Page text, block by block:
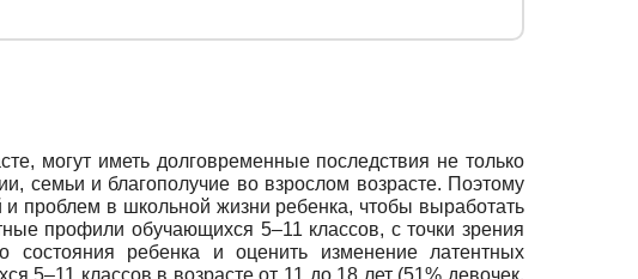
могут иметь долговременные последствия не только
семьи и благополучие во взрослом возрасте. Поэтому
проблем в школьной жизни ребенка, чтобы выработать
профили обучающихся 5–11 классов, с точки зрения
состояния ребенка и оценить изменение латентных